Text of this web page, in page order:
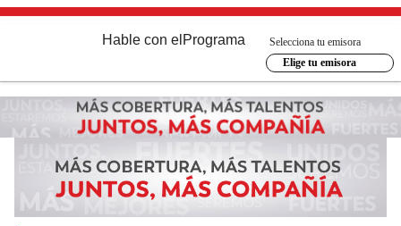
Hable con el Programa
Selecciona tu emisora
Elige tu emisora